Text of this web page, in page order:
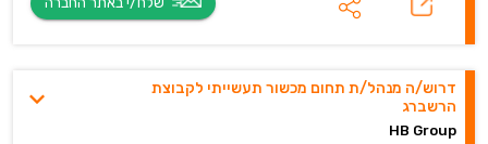
דרוש/ה מנהל/ת תחום מכשור תעשייתי לקבוצת
הרשברג
HB Group